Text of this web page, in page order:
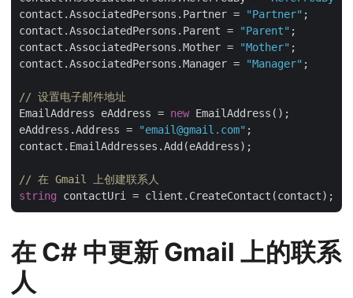
contact.AssociatedPersons.Partner =
"Partner" ;
contact.AssociatedPersons.Parent =
"Parent" ;
contact.AssociatedPersons.Mother =
"Mother" ;
contact.AssociatedPersons.Manager =
"Manager" ;
// 设置电子邮件地址
EmailAddress eAddress = new EmailAddress();
eAddress.Address =
"email@gmail.com" ;
contact.EmailAddresses.Add(eAddress);
// 在 Gmail 上创建联系人
string
在 C# 中更新 Gmail 上的联系
人